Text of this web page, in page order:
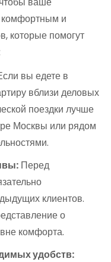
и
которые помогут
вы едете в
вблизи деловых
поездки лучше
Москвы или рядом
Перед
клиентов.
о
комфорта.
удобств: